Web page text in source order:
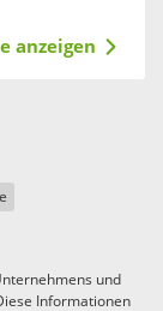
anzeigen
und
Informationen